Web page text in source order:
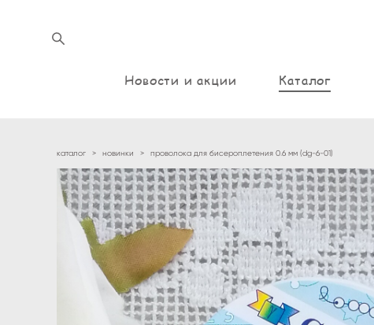
Новости и акции Каталог
каталог > новинки > проволока для бисероплетения 0.6 мм (dg-6-01)